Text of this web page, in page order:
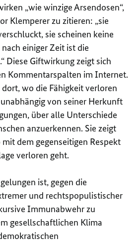
„wie winzige Arsendosen“,
Klemperer zu zitieren: „sie
sie scheinen keine
einiger Zeit ist die
Diese Giftwirkung zeigt sich
Kommentarspalten im Internet.
wo die Fähigkeit verloren
von seiner Herkunft
über alle Unterschiede
anzuerkennen. Sie zeigt
dem gegenseitigen Respekt
verloren geht.
ist, gegen die
und rechtspopulistischer
Immunabwehr zu
gesellschaftlichen Klima